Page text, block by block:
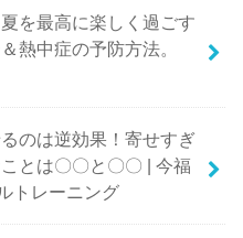
を最高に楽しく過ごす
熱中症の予防方法。
のは逆効果！寄せすぎ
とは〇〇と〇〇 | 今福
トレーニング